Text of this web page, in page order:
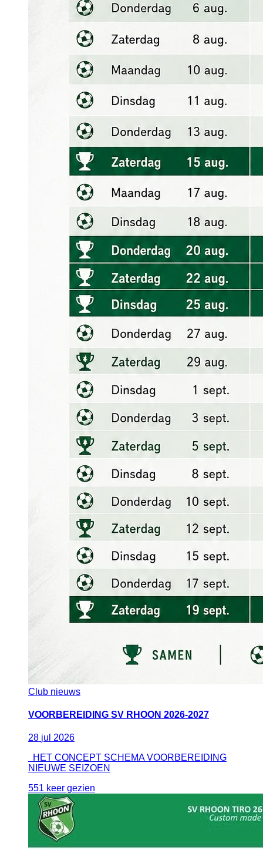
Club nieuws
VOORBEREIDING SV RHOON 2026-2027
28 jul 2026
HET CONCEPT SCHEMA VOORBEREIDING
NIEUWE SEIZOEN
551 keer gezien